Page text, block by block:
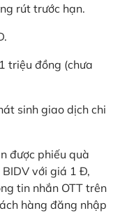
rút trước hạn.
triệu đồng (chưa
sinh giao dịch chi
được phiếu quà
với giá 1 Đ,
tin nhắn OTT trên
hàng đăng nhập